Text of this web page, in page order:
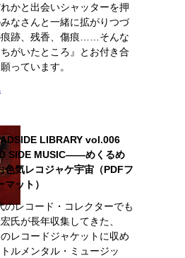
かと出会いシャッターを押
なさんと一緒に拡がりつづ
痕跡、残香、傷痕……そんな
がいたところ』とお付き合
っています。
LIBRARY vol.006
SIDE MUSIC――めくるめ
色気レコジャケ宇宙（PDFフ
マット）
のレコード・コレクターでも
氏が長年収集してきた、
のレコードジャケットに収め
ルメンタル・ミュージッ